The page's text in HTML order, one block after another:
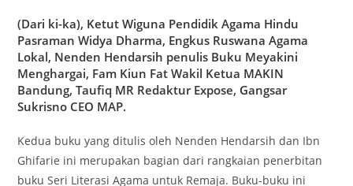
(Dari ki-ka), Ketut Wiguna Pendidik Agama Hindu
Pasraman Widya Dharma, Engkus Ruswana Agama
Lokal, Nenden Hendarsih penulis Buku Meyakini
Menghargai, Fam Kiun Fat Wakil Ketua MAKIN
Bandung, Taufiq MR Redaktur Expose, Gangsar
Sukrisno CEO MAP.
Kedua buku yang ditulis oleh Nenden Hendarsih dan Ibn
Ghifarie ini merupakan bagian dari rangkaian penerbitan
buku Seri Literasi Agama untuk Remaja. Buku-buku ini